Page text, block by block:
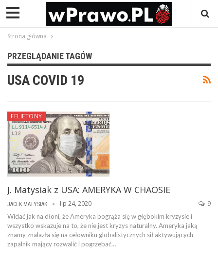
Strona główna
PRZEGLĄDANIE TAGÓW
USA COVID 19
FELIETONY
J. Matysiak z USA: AMERYKA W CHAOSIE
JACEK MATYSIAK lip 24, 2020 9
Widać jak na dłoni, że Ameryka pogrąża się w głębokim kryzysie i
wszystko wskazuje na to, że nie jest kryzys naturalny. Ameryka jaką
znamy znalazła się na celowniku globalistycznych sił aktywujących
zapalnik mający rozwalić i pogrzebać…